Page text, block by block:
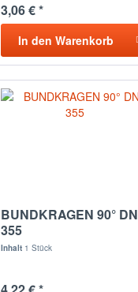
3,06 € *
In den Warenkorb
BUNDKRAGEN 90° DN
355
Inhalt 1 Stück